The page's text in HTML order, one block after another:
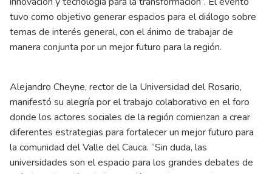
tuvo como objetivo generar espacios para el diálogo sobre
temas de interés general, con el ánimo de trabajar de
manera conjunta por un mejor futuro para la región.
Alejandro Cheyne, rector de la Universidad del Rosario,
manifestó su alegría por el trabajo colaborativo en el foro
donde los actores sociales de la región comienzan a crear
diferentes estrategias para fortalecer un mejor futuro para
la comunidad del Valle del Cauca. “Sin duda, las
universidades son el espacio para los grandes debates de